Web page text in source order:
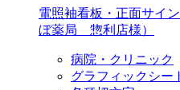
電照袖看板・正面サイ
ぼ薬局 惣利店様）
病院・クリニック
グラフィックシー